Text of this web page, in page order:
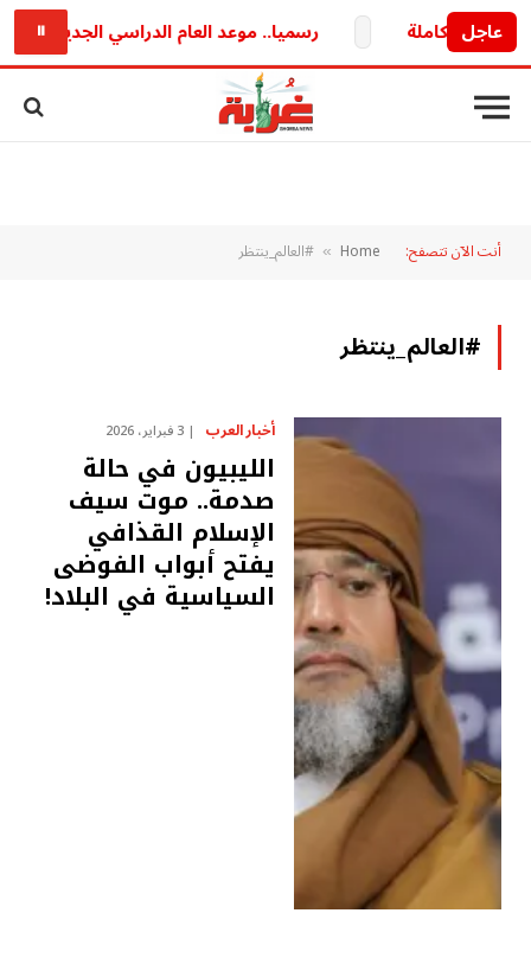
عاجل رسميا.. موعد العام الدراسي الجديد 2026/2027 وخريطة الدراسة والامتحانات كاملة ⏸
أنت الآن تتصفح: Home
» #العالم_ينتظر
#العالم_ينتظر
أخبار العرب 3 فبراير، 2026
الليبيون في حالة
صدمة.. موت سيف
الإسلام القذافي
يفتح أبواب الفوضى
السياسية في البلاد!